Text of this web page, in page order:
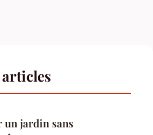
un jardin sans